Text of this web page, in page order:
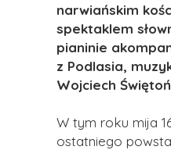
narwiańskim
spektaklem
pianinie
z Podlasia,
Wojciech
W tym roku mija
ostatniego